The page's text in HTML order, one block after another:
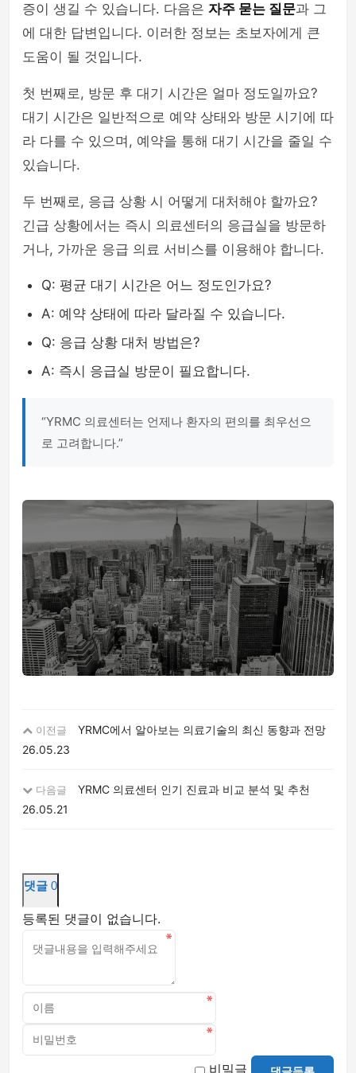
증이 생길 수 있습니다. 다음은 자주 묻는 질문과 그
에 대한 답변입니다. 이러한 정보는 초보자에게 큰
도움이 될 것입니다.
첫 번째로, 방문 후 대기 시간은 얼마 정도일까요?
대기 시간은 일반적으로 예약 상태와 방문 시기에 따
라 다를 수 있으며, 예약을 통해 대기 시간을 줄일 수
있습니다.
두 번째로, 응급 상황 시 어떻게 대처해야 할까요?
긴급 상황에서는 즉시 의료센터의 응급실을 방문하
거나, 가까운 응급 의료 서비스를 이용해야 합니다.
Q: 평균 대기 시간은 어느 정도인가요?
A: 예약 상태에 따라 달라질 수 있습니다.
Q: 응급 상황 대처 방법은?
A: 즉시 응급실 방문이 필요합니다.
“YRMC 의료센터는 언제나 환자의 편의를 최우선으
로 고려합니다.”
이전글
YRMC에서 알아보는 의료기술의 최신 동향과 전망
26.05.23
다음글
YRMC 의료센터 인기 진료과 비교 분석 및 추천
26.05.21
댓글 0
등록된 댓글이 없습니다.
비밀글